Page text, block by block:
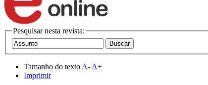
Pesquisar nesta revista:
Tamanho do texto A- A+
Imprimir